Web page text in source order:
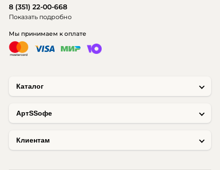
Каталог
AртSSофе
Клиентам
Мы принимаем к оплате
8 (351) 22-00-668
Показать подробно